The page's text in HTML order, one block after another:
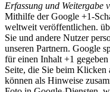
Erfassung und Weitergabe
Mithilfe der Google +1-
weltweit veröffentlichen.
Sie und andere Nutzer
unseren Partnern. Google
für einen Inhalt +1
Seite, die Sie beim Klicken
können als Hinweise